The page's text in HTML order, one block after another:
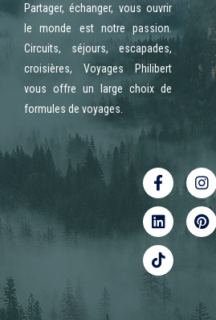
Partager, échanger, vous ouvrir
le monde est notre passion.
Circuits, séjours, escapades,
croisières, Voyages Philibert
vous offre un large choix de
formules de voyages.